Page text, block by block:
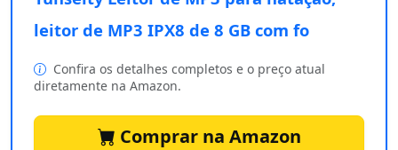
leitor de MP3 IPX8 de 8 GB com fo
Confira os detalhes completos e o preço atual
diretamente na Amazon.
Comprar na Amazon